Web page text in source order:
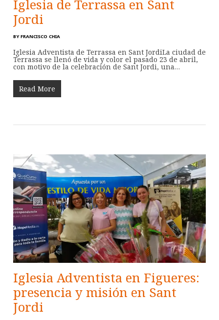
Iglesia de Terrassa en Sant
Jordi
BY FRANCISCO CHIA
Iglesia Adventista de Terrassa en Sant JordiLa ciudad de
Terrassa se llenó de vida y color el pasado 23 de abril,
con motivo de la celebración de Sant Jordi, una…
Read More
Iglesia Adventista en Figueres:
presencia y misión en Sant
Jordi